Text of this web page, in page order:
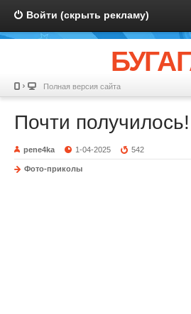
Войти (скрыть рекламу)
Полная версия сайта
Почти
pene4ka 1-04-2025 542
Фото-приколы